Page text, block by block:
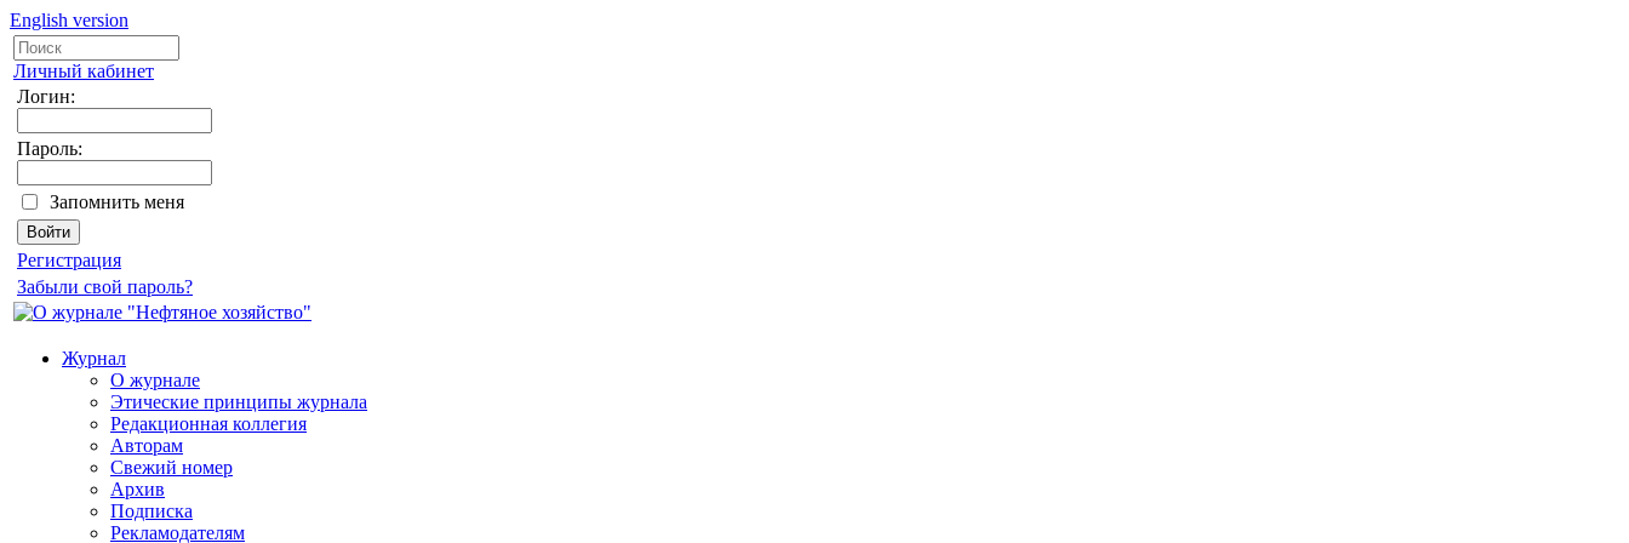
English version
Личный кабинет
Логин:
Пароль:
Запомнить меня
Регистрация
Забыли свой пароль?
Журнал
О журнале
Этические принципы журнала
Редакционная коллегия
Авторам
Свежий номер
Архив
Подписка
Рекламодателям